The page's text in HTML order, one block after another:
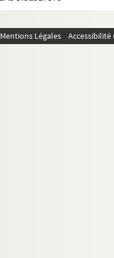
Mentions Légales